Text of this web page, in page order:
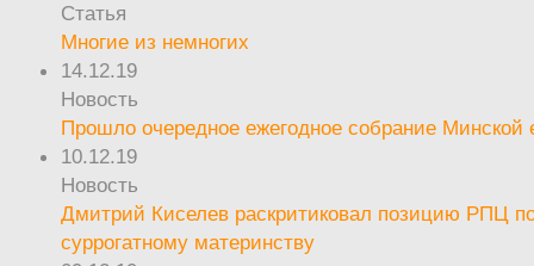
Статья
Многие из немногих
14.12.19
Новость
Прошло очередное ежегодное собрание
10.12.19
Новость
Дмитрий Киселев раскритиковал позицию РПЦ
суррогатному материнству